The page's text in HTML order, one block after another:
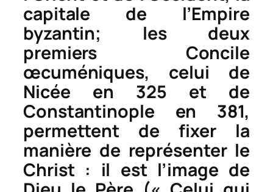
capitale de l’Empire
byzantin; les deux
premiers Concile
œcuméniques, celui de
Nicée en 325 et de
Constantinople en 381,
permettent de fixer la
manière de représenter le
Christ : il est l’image de